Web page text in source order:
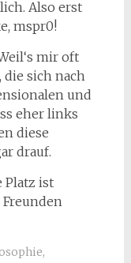
Also erst
mspr0!
mir oft
die sich nach
und
eher links
diese
drauf.
Platz ist
,